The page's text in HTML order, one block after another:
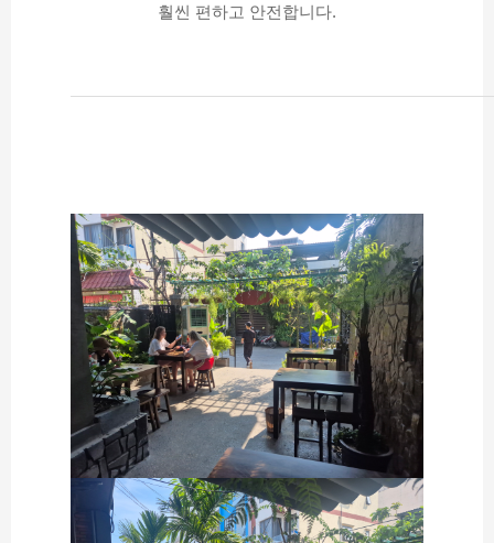
훨씬 편하고 안전합니다.